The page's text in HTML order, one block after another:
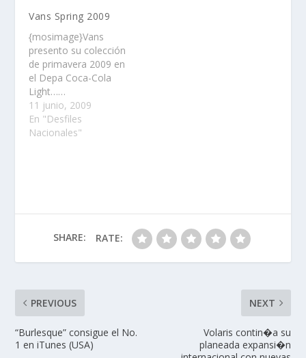
Vans Spring 2009
{mosimage}Vans
presento su colección
de primavera 2009 en
el Depa Coca-Cola
Light……
11 junio, 2009
En "Desfiles
Nacionales"
SHARE: RATE:
PREVIOUS
“Burlesque” consigue el No.
1 en iTunes (USA)
NEXT
Volaris contin�a su
planeada expansi�n